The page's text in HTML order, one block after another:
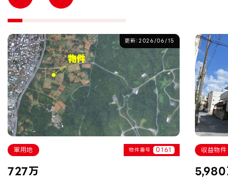
更新：2026/06/15
軍用地 物件番号 0161
727万
収益物件
5,980